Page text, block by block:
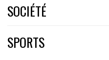
SOCIÉTÉ
SPORTS